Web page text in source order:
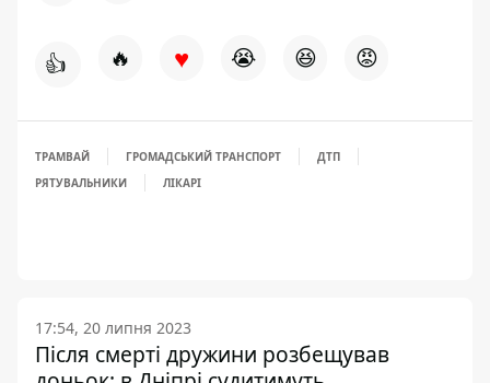
👍 🔥 ♥ 😭 😆 😡
ТРАМВАЙ ГРОМАДСЬКИЙ ТРАНСПОРТ
ДТП
РЯТУВАЛЬНИКИ
ЛІКАРІ
17:54, 20 липня 2023
Після смерті дружини розбещував